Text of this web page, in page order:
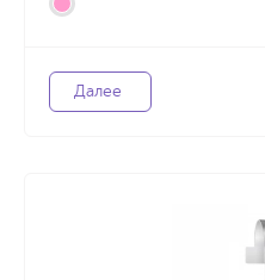
Далее